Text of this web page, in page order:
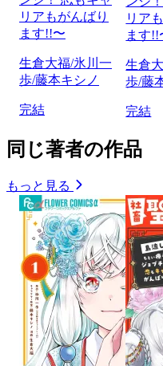
リアもがんばり
ます!!〜
生倉大福/氷川一
歩/藤本キシノ
完結
リア
ます!!
生倉
歩/藤
完結
同じ著者の作品
もっと見る